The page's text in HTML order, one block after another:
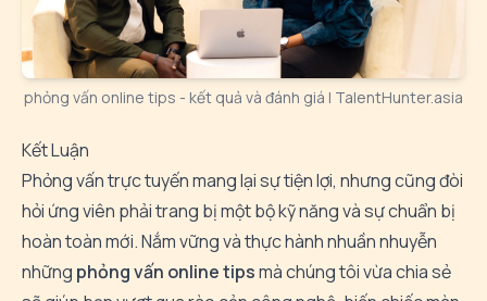
phỏng vấn online tips - kết quả và đánh giá | TalentHunter.asia
Kết Luận
Phỏng vấn trực tuyến mang lại sự tiện lợi, nhưng cũng đòi
hỏi ứng viên phải trang bị một bộ kỹ năng và sự chuẩn bị
hoàn toàn mới. Nắm vững và thực hành nhuần nhuyễn
những phỏng vấn online tipsmà chúng tôi vừa chia sẻ